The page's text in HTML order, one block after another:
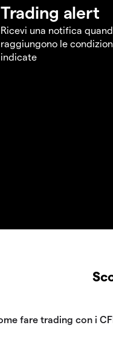
Trading alert
Ricevi una notifica
raggiungono le
indicate